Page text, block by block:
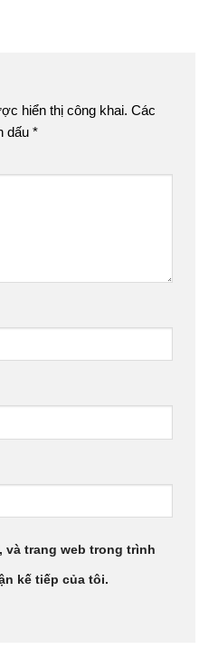
hiển thị công khai. Các
dấu *
và trang web trong trình
kế tiếp của tôi.